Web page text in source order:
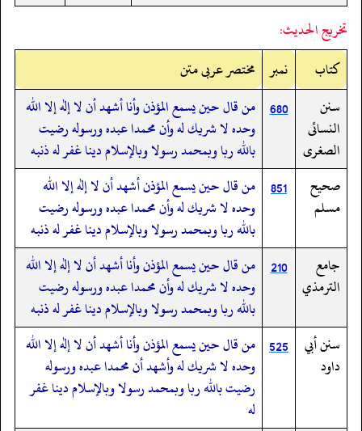
تخريج الحديث:
کتاب
نمبر مختصر عربی متن
سنن
النسائى
الصغرى
680 من قال حين يسمع المؤذن وأنا أشهد أن لا إله إلا الله
وحده لا شريك له وأن محمدا عبده ورسوله رضيت
بالله ربا وبمحمد رسولا وبالإسلام دينا غفر له ذنبه
صحيح
مسلم
851 من قال حين يسمع المؤذن أشهد أن لا إله إلا الله
وحده لا شريك له وأن محمدا عبده ورسوله رضيت
بالله ربا وبمحمد رسولا وبالإسلام دينا غفر له ذنبه
جامع
الترمذي
210 من قال حين يسمع المؤذن وأنا أشهد أن لا إله إلا الله
وحده لا شريك له وأن محمدا عبده ورسوله رضيت
بالله ربا وبمحمد رسولا وبالإسلام دينا غفر له ذنبه
سنن أبي
داود
525 من قال حين يسمع المؤذن وأنا أشهد أن لا إله إلا الله
وحده لا شريك له وأشهد أن محمدا عبده ورسوله
رضيت بالله ربا وبمحمد رسولا وبالإسلام دينا غفر
له